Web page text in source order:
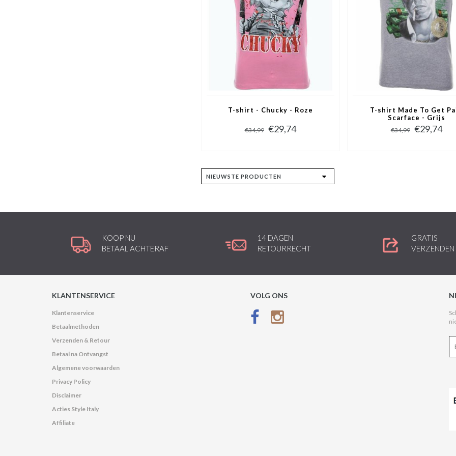
T-shirt - Chucky - Roze
€34,99 €29,74
T-shirt Made To Get
Scarface - Grijs
€34,99 €29,74
KOOP NU
BETAAL ACHTERAF
14 DAGEN
RETOURRECHT
GRATIS
VERZENDEN
KLANTENSERVICE
Klantenservice
Betaalmethoden
Verzenden & Retour
Betaal na Ontvangst
Algemene voorwaarden
Privacy Policy
Disclaimer
Acties Style Italy
Affiliate
VOLG ONS